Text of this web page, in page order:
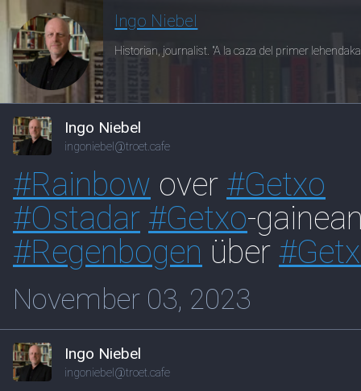
Ingo Niebel
Historian, journalist. "A la caza del primer
Ingo Niebel
ingoniebel@troet.cafe
#Rainbow over #Getxo
#Ostadar #Getxo-
#Regenbogen über #
November 03, 2023
Ingo Niebel
ingoniebel@troet.cafe